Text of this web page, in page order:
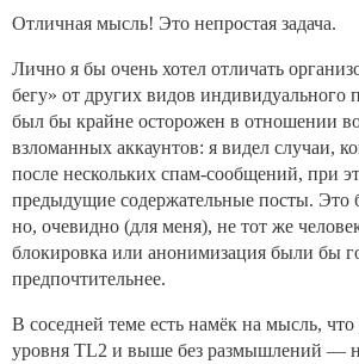
Отличная мысль! Это непростая задача.
Лично я бы очень хотел отличать
бегу» от других видов индивидуального
был бы крайне осторожен в отношении
взломанных аккаунтов: я видел случаи,
после нескольких спам-сообщений, при
предыдущие содержательные посты. Это
но, очевидно (для меня), не тот же
блокировка или анонимизация были бы
предпочтительнее.
В соседней теме есть намёк на мысль, что
уровня TL2 и выше без размышлений —